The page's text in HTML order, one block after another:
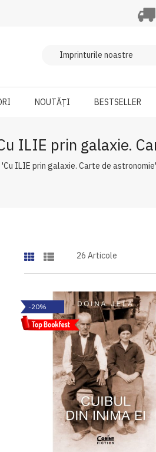
NOUTĂȚI BESTSELLER
ILIE prin galaxie.
ILIE prin galaxie. Carte de astronomie'
26 Articole
-20%